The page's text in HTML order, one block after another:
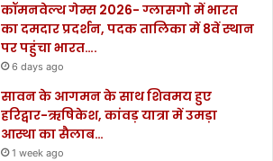
कॉमनवेल्थ गेम्स 2026- ग्लासगो में भारत
का दमदार प्रदर्शन, पदक तालिका में 8वें स्थान
पर पहुंचा भारत….
6 days ago
सावन के आगमन के साथ शिवमय हुए
हरिद्वार-ऋषिकेश, कांवड़ यात्रा में उमड़ा
आस्था का सैलाब…
1 week ago